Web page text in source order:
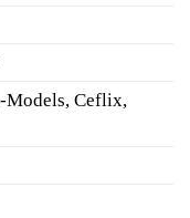
Produkte
Models, Ceflix,